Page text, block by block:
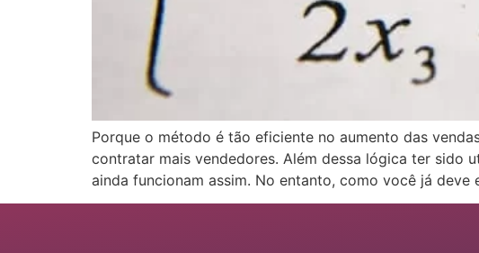
Porque o método é tão eficiente no aumento das
contratar mais vendedores. Além dessa lógica ter sido
ainda funcionam assim. No entanto, como você já deve